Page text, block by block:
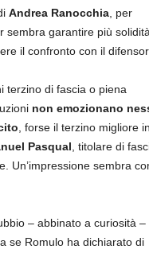
Andrea Ranocchia, per
sembra garantire più
il confronto con il
terzino di fascia o piena
non emozionano
, forse il terzino migliore in
Pasqual , titolare di
Un’impressione sembra
– abbinato a curiosità –
se Romulo ha dichiarato di